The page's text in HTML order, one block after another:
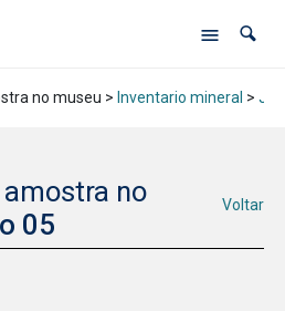
no museu > Inventario mineral >
no
05
Voltar